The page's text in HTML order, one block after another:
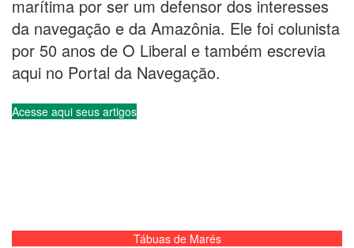
Indicadores Econômicos
Taxas de Câmbio